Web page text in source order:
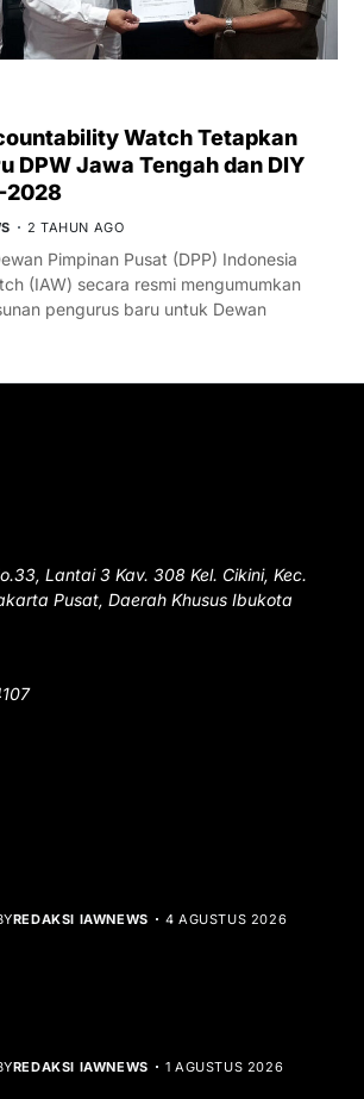
Watch Tetapkan
DPW Jawa Tengah dan DIY
2028
2 TAHUN AGO
Pimpinan Pusat (DPP) Indonesia
(IAW) secara resmi mengumumkan
pengurus baru untuk Dewan
Lantai 3 Kav. 308 Kel. Cikini, Kec.
Pusat, Daerah Khusus Ibukota
REDAKSI IAWNEWS 4 AGUSTUS 2026
REDAKSI IAWNEWS 1 AGUSTUS 2026